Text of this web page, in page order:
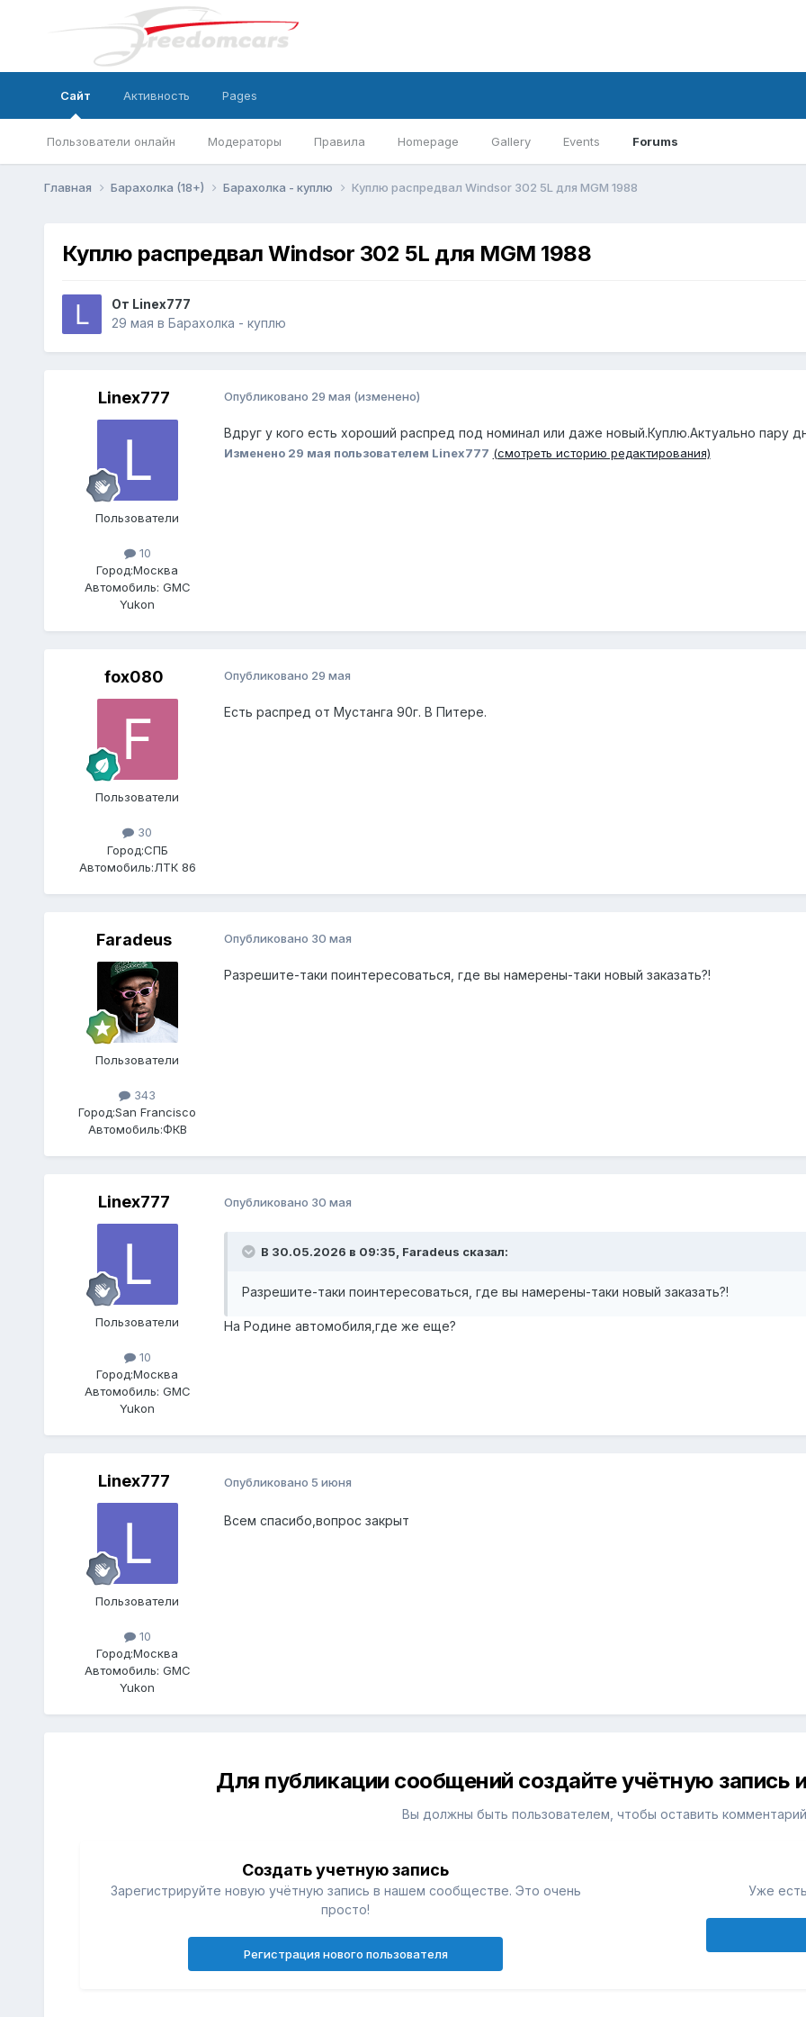
Сайт
Пользователи онлайн Модераторы Правила Homepage Gallery Events Forums
Активность Pages
Главная Барахолка (18+) Барахолка - куплю Куплю распредвал Windsor 302 5L для MGM 1988
Куплю распредвал Windsor 302 5L для MGM 1988
От Linex777
29 мая в Барахолка - куплю
Linex777
Пользователи
10
Город:Москва
Автомобиль: GMC
Yukon
Опубликовано 29 мая (изменено)
Вдруг у кого есть хороший распред под номинал или даже новый.Куплю.Актуально пару
Изменено 29 мая пользователем Linex777 (смотреть историю редактирования)
fox080
Пользователи
30
Город:СПБ
Автомобиль:ЛТК 86
Опубликовано 29 мая
Есть распред от Мустанга 90г. В Питере.
Faradeus
Пользователи
343
Город:San Francisco
Автомобиль:ФКВ
Опубликовано 30 мая
Разрешите-таки поинтересоваться, где вы намерены-таки новый заказать?!
Linex777
Пользователи
10
Город:Москва
Автомобиль: GMC
Yukon
Опубликовано 30 мая
В 30.05.2026 в 09:35, Faradeus сказал:
Разрешите-таки поинтересоваться, где вы намерены-таки новый заказать?!
На Родине автомобиля,где же еще?
Linex777
Пользователи
10
Город:Москва
Автомобиль: GMC
Yukon
Опубликовано 5 июня
Всем спасибо,вопрос закрыт
Для публикации сообщений создайте учётную запись
Вы должны быть пользователем, чтобы оставить комментарий
Создать учетную запись
Зарегистрируйте новую учётную запись в нашем сообществе. Это очень
просто!
Регистрация нового пользователя
Уже